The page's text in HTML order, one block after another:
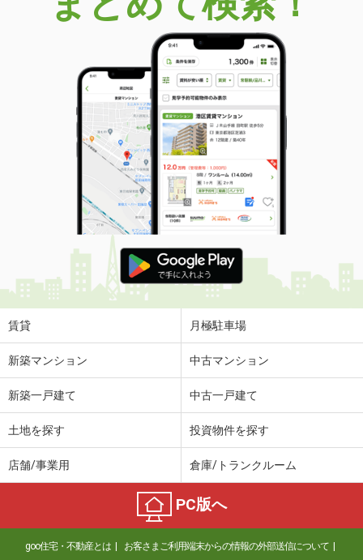
賃貸 月極駐車場
新築マンション 中古マンション
新築一戸建て 中古一戸建て
土地を探す 投資物件を探す
店舗/事業用 倉庫/トランクルーム
PC版へ
goo住宅・不動産とは お客さまご利用端末からの情報の外部送信について